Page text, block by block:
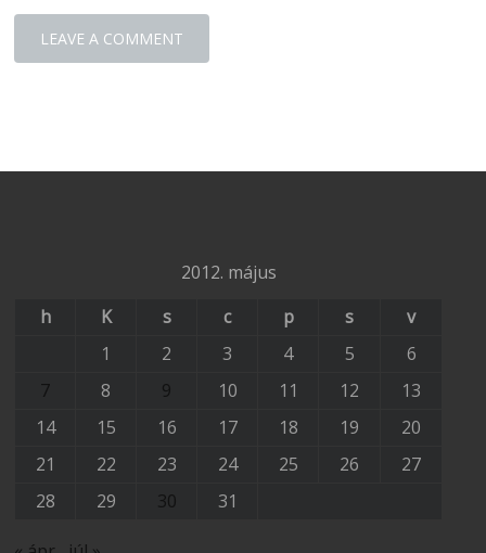
2012. május
h
K s c p s
v
1
2 3 4 5
6
7
8 9 10 11 12
13
14
15 16 17 18 19
20
21
22 23 24 25 26
27
28
29 30 31